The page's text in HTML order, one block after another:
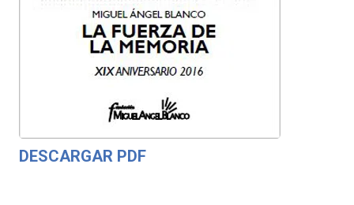
DESCARGAR PDF